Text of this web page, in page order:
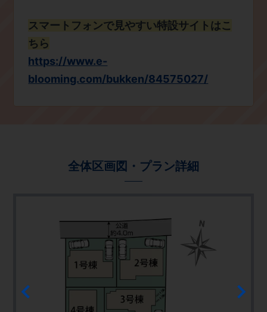
スマートフォンで見やすい特設サイトはこ
ちら
https://www.e-
blooming.com/bukken/84575027/
全体区画図・プラン詳細